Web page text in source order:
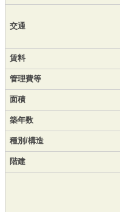
交通
賃料
管理費等
面積
築年数
種別/構造
階建